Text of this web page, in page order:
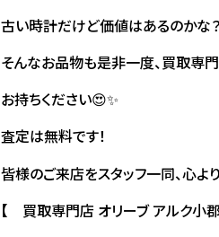
古い時計だけど価値はあるのかな？
そんなお品物も是非一度、買取専
お持ちください😍✨
査定は無料です！
皆様のご来店をスタッフ一同、心よ
【 買取専門店 オリーブ アルク小